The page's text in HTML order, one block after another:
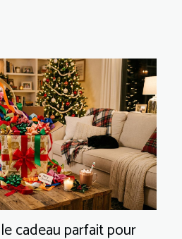
cadeau parfait pour